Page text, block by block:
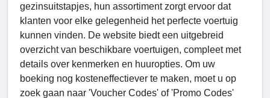
gezinsuitstapjes, hun assortiment zorgt ervoor dat
klanten voor elke gelegenheid het perfecte voertuig
kunnen vinden. De website biedt een uitgebreid
overzicht van beschikbare voertuigen, compleet met
details over kenmerken en huuropties. Om uw
boeking nog kosteneffectiever te maken, moet u op
zoek gaan naar 'Vouchеr Codes' of 'Promo Codes'